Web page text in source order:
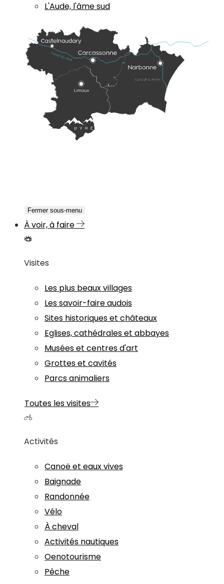
L'Aude, l'âme sud
Fermer sous-menu
À voir, à faire
Visites
Les plus beaux villages
Les savoir-faire audois
Sites historiques et châteaux
Eglises, cathédrales et abbayes
Musées et centres d'art
Grottes et cavités
Parcs animaliers
Toutes les visites
Activités
Canoë et eaux vives
Baignade
Randonnée
Vélo
À cheval
Activités nautiques
Oenotourisme
Pêche